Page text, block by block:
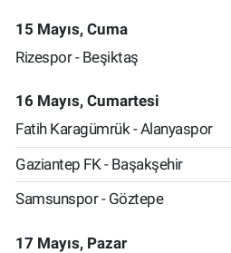
15 Mayıs, Cuma
Rizespor - Beşiktaş
16 Mayıs, Cumartesi
Fatih Karagümrük - Alanyaspor
Gaziantep FK - Başakşehir
Samsunspor - Göztepe
17 Mayıs, Pazar